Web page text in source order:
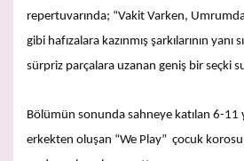
repertuvarında; “Vakit Varken,
gibi hafızalara kazınmış şarkılarının
sürpriz parçalara uzanan geniş bir seçki
Bölümün sonunda sahneye katılan 6-11
erkekten oluşan “We Play” çocuk